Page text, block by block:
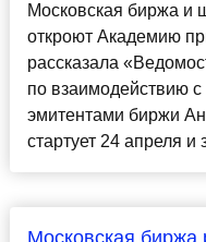
Московская биржа и
откроют Академию
рассказала
по взаимодействию
эмитентами биржи
стартует 24 апреля и